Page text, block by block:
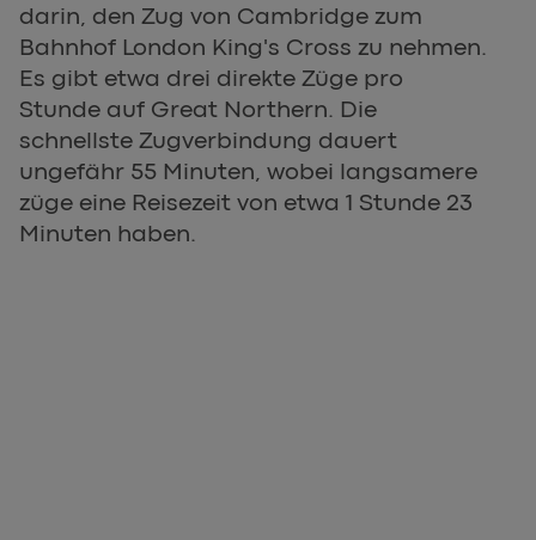
darin, den Zug von Cambridge zum
Bahnhof London King's Cross zu nehmen.
Es gibt etwa drei direkte Züge pro
Stunde auf Great Northern. Die
schnellste Zugverbindung dauert
ungefähr 55 Minuten, wobei langsamere
züge eine Reisezeit von etwa 1 Stunde 23
Minuten haben.